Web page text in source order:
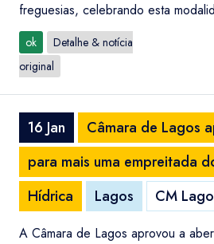
freguesias, celebrando esta
ok
Detalhe & notícia
original
16 Jan
Câmara de Lagos
para mais uma empreitada
Hídrica
Lagos CM
A Câmara de Lagos aprovou a